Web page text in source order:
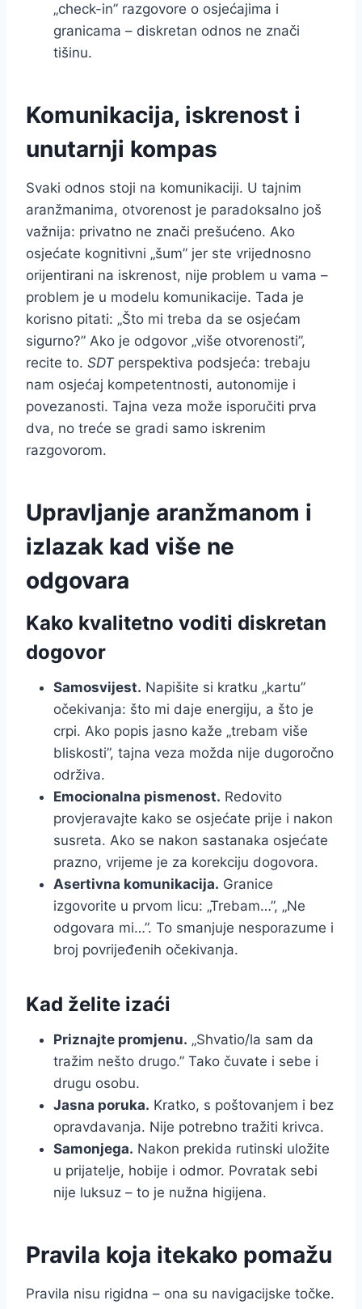
„check-in” razgovore o osjećajima i
granicama – diskretan odnos ne znači
tišinu.
Komunikacija, iskrenost i
unutarnji kompas
Svaki odnos stoji na komunikaciji. U tajnim
aranžmanima, otvorenost je paradoksalno još
važnija: privatno ne znači prešućeno. Ako
osjećate kognitivni „šum” jer ste vrijednosno
orijentirani na iskrenost, nije problem u vama –
problem je u modelu komunikacije. Tada je
korisno pitati: „Što mi treba da se osjećam
sigurno?” Ako je odgovor „više otvorenosti”,
recite to. SDTperspektiva podsjeća: trebaju
nam osjećaj kompetentnosti, autonomije i
povezanosti. Tajna veza može isporučiti prva
dva, no treće se gradi samo iskrenim
razgovorom.
Upravljanje aranžmanom i
izlazak kad više ne
odgovara
Kako kvalitetno voditi diskretan
dogovor
Samosvijest. Napišite si kratku „kartu”
očekivanja: što mi daje energiju, a što je
crpi. Ako popis jasno kaže „trebam više
bliskosti”, tajna veza možda nije dugoročno
održiva.
Emocionalna pismenost. Redovito
provjeravajte kako se osjećate prije i nakon
susreta. Ako se nakon sastanaka osjećate
prazno, vrijeme je za korekciju dogovora.
Asertivna komunikacija. Granice
izgovorite u prvom licu: „Trebam…”, „Ne
odgovara mi…”. To smanjuje nesporazume i
broj povrijeđenih očekivanja.
Kad želite izaći
Priznajte promjenu. „Shvatio/la sam da
tražim nešto drugo.” Tako čuvate i sebe i
drugu osobu.
Jasna poruka. Kratko, s poštovanjem i bez
opravdavanja. Nije potrebno tražiti krivca.
Samonjega. Nakon prekida rutinski uložite
u prijatelje, hobije i odmor. Povratak sebi
nije luksuz – to je nužna higijena.
Pravila koja itekako pomažu
Pravila nisu rigidna – ona su navigacijske točke.